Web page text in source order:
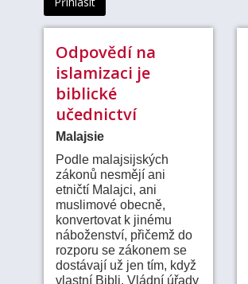
Odpovědí na
islamizaci je
biblické
učednictví
Malajsie
Podle malajsijských
zákonů nesmějí ani
etničtí Malajci, ani
muslimové obecně,
konvertovat k jinému
náboženství, přičemž do
rozporu se zákonem se
dostávají už jen tím, když
vlastní Bibli. Vládní úřady